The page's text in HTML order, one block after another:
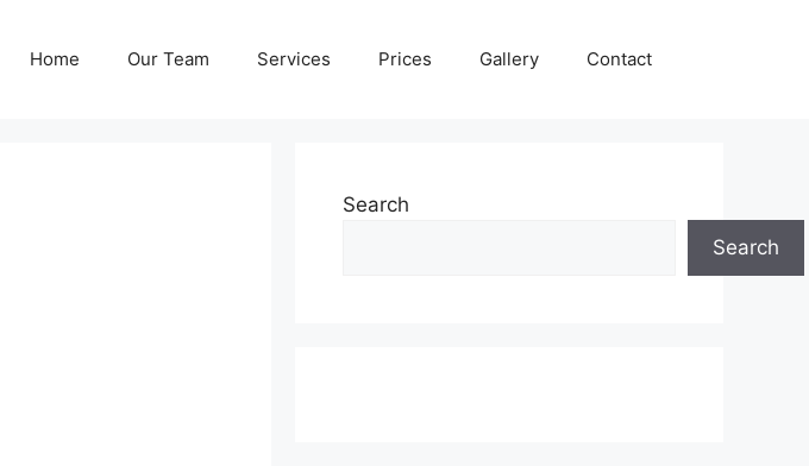
Home Our Team Services Prices Gallery Contact
Search
Search